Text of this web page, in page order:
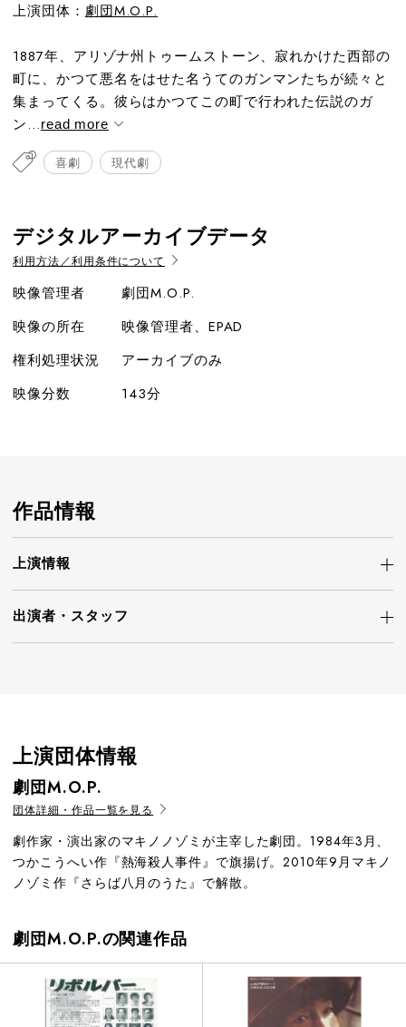
上演団体： 劇団M.O.P.
1887年、アリゾナ州トゥームストーン、寂れかけた西部の
町に、かつて悪名をはせた名うてのガンマンたちが続々と
集まってくる。彼らはかつてこの町で行われた伝説のガ
ン...read more
喜劇 現代劇
デジタルアーカイブデータ
利用方法／利用条件について
映像管理者
劇団M.O.P.
映像の所在
映像管理者、EPAD
権利処理状況
アーカイブのみ
映像分数
143分
作品情報
上演情報
出演者・ スタッフ
上演団体情報
劇団M.O.P.
団体詳細・作品一覧を見る
劇作家・演出家のマキノノゾミが主宰した劇団。1984年3月、
つかこうへい作『熱海殺人事件』で旗揚げ。2010年9月マキノ
ノゾミ作『さらば八月のうた』で解散。
劇団M.O.P.の関連作品